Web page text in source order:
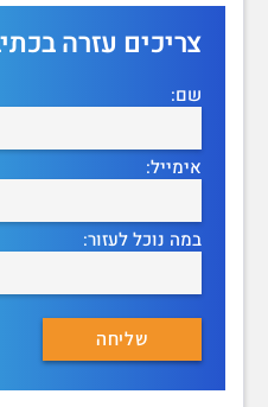
צריכים עזרה
שם:
אימייל:
במה נוכל לעזור: